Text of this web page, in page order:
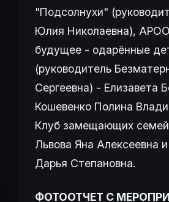
"Подсолнухи"
Юлия Николаевна),
будущее - одарённые
(руководитель
Сергеевна) - Елизавета
Кошевенко Полина
Клуб замещающих семей
Львова Яна Алексеевна
Дарья Степановна.
ФОТООТЧЕТ С